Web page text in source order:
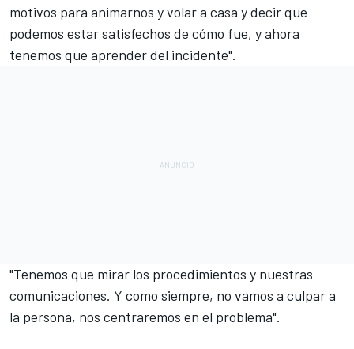
motivos para animarnos y volar a casa y decir que
podemos estar satisfechos de cómo fue, y ahora
tenemos que aprender del incidente".
"Tenemos que mirar los procedimientos y nuestras
comunicaciones. Y como siempre, no vamos a culpar a
la persona, nos centraremos en el problema".